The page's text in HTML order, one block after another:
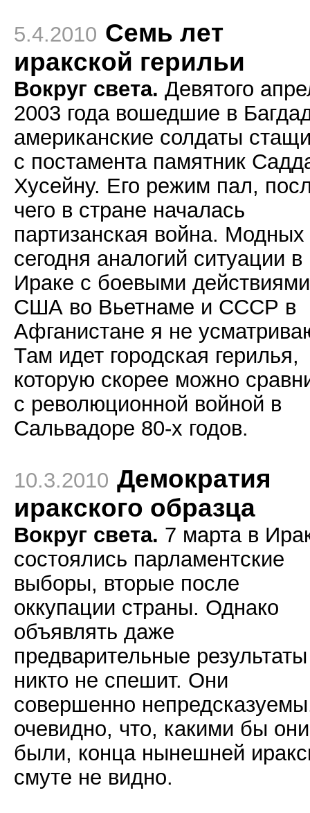
5.4.2010 Семь лет
иракской герильи
Вокруг света. Девятого
2003 года вошедшие в
американские солдаты
с постамента памятник
Хусейну. Его режим пал,
чего в стране началась
партизанская война. Модных
сегодня аналогий ситуации в
Ираке с боевыми действиями
США во Вьетнаме и СССР в
Афганистане я не
Там идет городская герилья,
которую скорее можно
с революционной войной в
Сальвадоре 80-х годов.
10.3.2010 Демократия
иракского образца
Вокруг света. 7 марта в
состоялись парламентские
выборы, вторые после
оккупации страны. Однако
объявлять даже
предварительные результаты
никто не спешит. Они
совершенно
очевидно, что, какими бы
были, конца нынешней
смуте не видно.